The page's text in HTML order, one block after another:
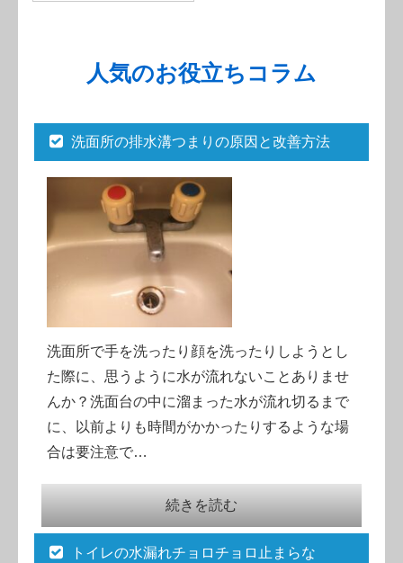
人気のお役立ちコラム
洗面所の排水溝つまりの原因と改善方法
洗面所で手を洗ったり顔を洗ったりしようとし
た際に、思うように水が流れないことありませ
んか？洗面台の中に溜まった水が流れ切るまで
に、以前よりも時間がかかったりするような場
合は要注意で…
続きを読む
トイレの水漏れチョロチョロ止まらな